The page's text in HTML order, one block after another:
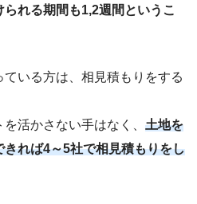
れる期間も1,2週間というこ
いる方は、相見積もりをする
活かさない手はなく、 土地を
れば4～5社で相見積もりをし